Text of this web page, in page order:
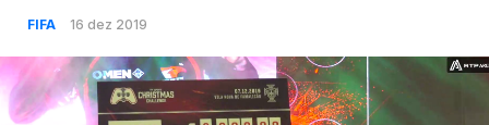
FIFA 16 dez 2019